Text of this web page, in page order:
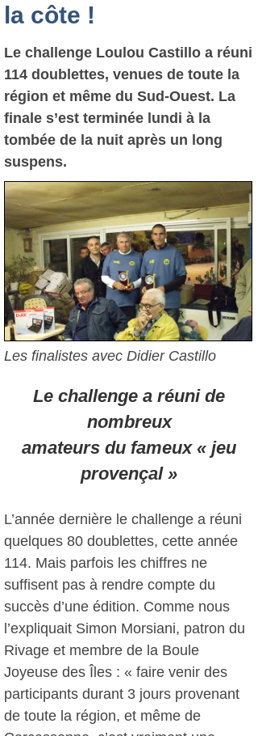
la côte !
Le challenge Loulou Castillo a réuni
114 doublettes, venues de toute la
région et même du Sud-Ouest. La
finale s’est terminée lundi à la
tombée de la nuit après un long
suspens.
Les finalistes avec Didier Castillo
Le challenge a réuni de
nombreux
amateurs du fameux « jeu
provençal »
L’année dernière le challenge a réuni
quelques 80 doublettes, cette année
114. Mais parfois les chiffres ne
suffisent pas à rendre compte du
succès d’une édition. Comme nous
l’expliquait Simon Morsiani, patron du
Rivage et membre de la Boule
Joyeuse des Îles : « faire venir des
participants durant 3 jours provenant
de toute la région, et même de